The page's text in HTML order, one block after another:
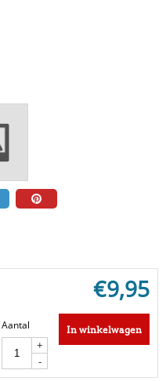
€9,95
Aantal
+
-
In winkelwagen